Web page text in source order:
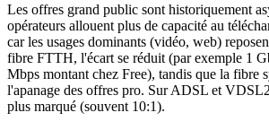
Les offres grand public sont historiquement
opérateurs allouent plus de capacité au
car les usages dominants (vidéo, web)
fibre FTTH, l'écart se réduit (par exemple 1
Mbps montant chez Free), tandis que la fibre
l'apanage des offres pro. Sur ADSL et
plus marqué (souvent 10:1).